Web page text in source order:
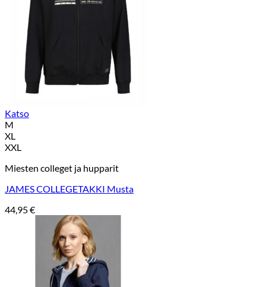
Katso
M
XL
XXL
Miesten colleget ja hupparit
JAMES COLLEGETAKKI Musta
44,95€